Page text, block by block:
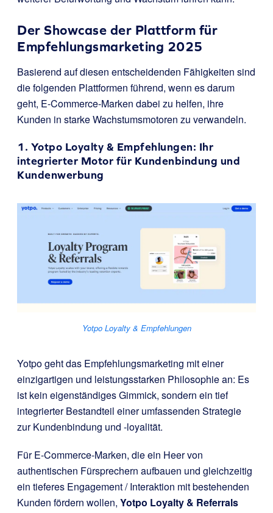
Der Showcase der Plattform für
Empfehlungsmarketing 2025
Basierend auf diesen entscheidenden Fähigkeiten sind
die folgenden Plattformen führend, wenn es darum
geht, E-Commerce-Marken dabei zu helfen, ihre
Kunden in starke Wachstumsmotoren zu verwandeln.
1. Yotpo Loyalty & Empfehlungen: Ihr
integrierter Motor für Kundenbindung und
Kundenwerbung
Yotpo Loyalty & Empfehlungen
Yotpo geht das Empfehlungsmarketing mit einer
einzigartigen und leistungsstarken Philosophie an: Es
ist kein eigenständiges Gimmick, sondern ein tief
integrierter Bestandteil einer umfassenden Strategie
zur Kundenbindung und -loyalität.
Für E-Commerce-Marken, die ein Heer von
authentischen Fürsprechern aufbauen und gleichzeitig
ein tieferes Engagement / Interaktion mit bestehenden
Kunden fördern wollen, Yotpo Loyalty & Referrals